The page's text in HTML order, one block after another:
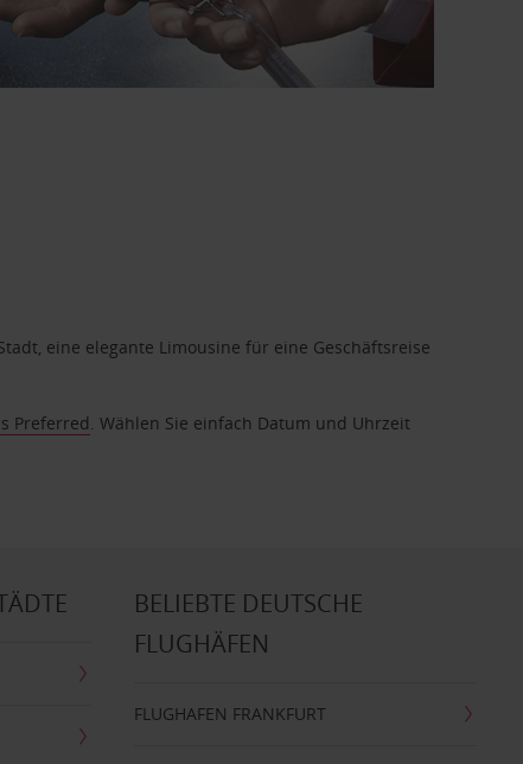
eine elegante Limousine für eine Geschäftsreise
Preferred. Wählen Sie einfach Datum und Uhrzeit
BELIEBTE DEUTSCHE
FLUGHÄFEN
FLUGHAFEN FRANKFURT